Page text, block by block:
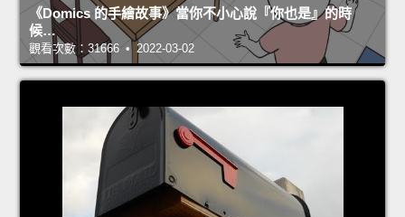
《Domics 的手繪故事》當你不小心說『你也是』的時
候…
觀看次數：31666 • 2022-03-02